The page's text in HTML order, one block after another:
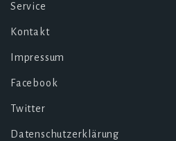
Service
Kontakt
Impressum
Facebook
Twitter
Datenschutzerklärung